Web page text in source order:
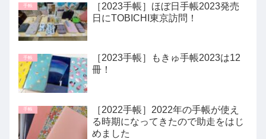
手帳
［2023手帳］ほぼ日手帳2023発売
日にTOBICHI東京訪問！
手帳
［2023手帳］もきゅ手帳2023は12
冊！
手帳
［2022手帳］2022年の手帳が使え
る時期になってきたので助走をはじ
めました